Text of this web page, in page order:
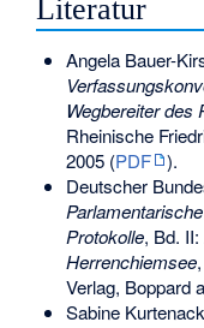
Literatur
Angela Bauer-
Wegbereiter des
Rheinische
2005 (PDF
).
Deutscher
Protokolle, Bd. II:
Herrenchiemsee
Verlag, Boppard
Sabine